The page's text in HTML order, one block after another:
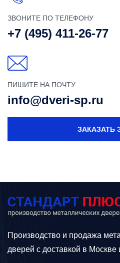
ЗВОНИТЕ ПО ТЕЛЕФОНУ
+7 (495) 411-26-77
ПИШИТЕ НА ПОЧТУ
info@dveri-sp.ru
ЗАКАЗАТЬ
Производство и продажа
дверей с доставкой в Москве